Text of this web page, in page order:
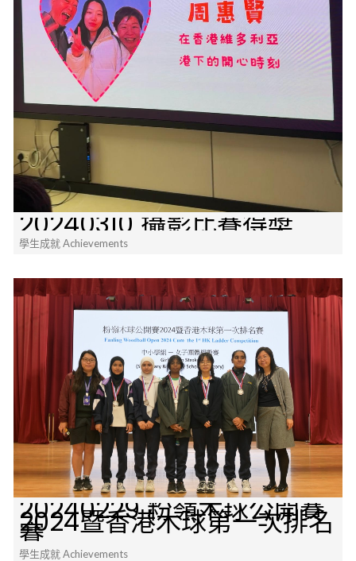
20240310 攝影比賽得奬
學生成就 Achievements
20240229 粉嶺木球公開賽
2024暨香港木球第一次排名
賽
學生成就 Achievements